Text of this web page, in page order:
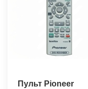
Пульт Pioneer